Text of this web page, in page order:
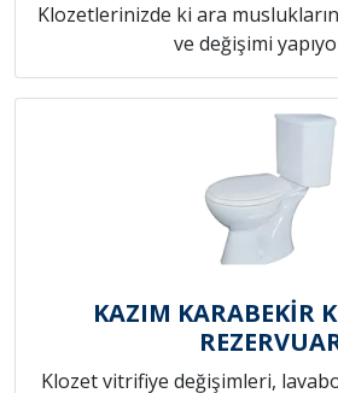
Klozetlerinizde ki ara muslukların
ve değişimi
KAZIM KARABEKİR
Klozet vitrifiye değişimleri,